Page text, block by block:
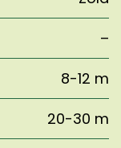
–
8-12 m
20-30 m